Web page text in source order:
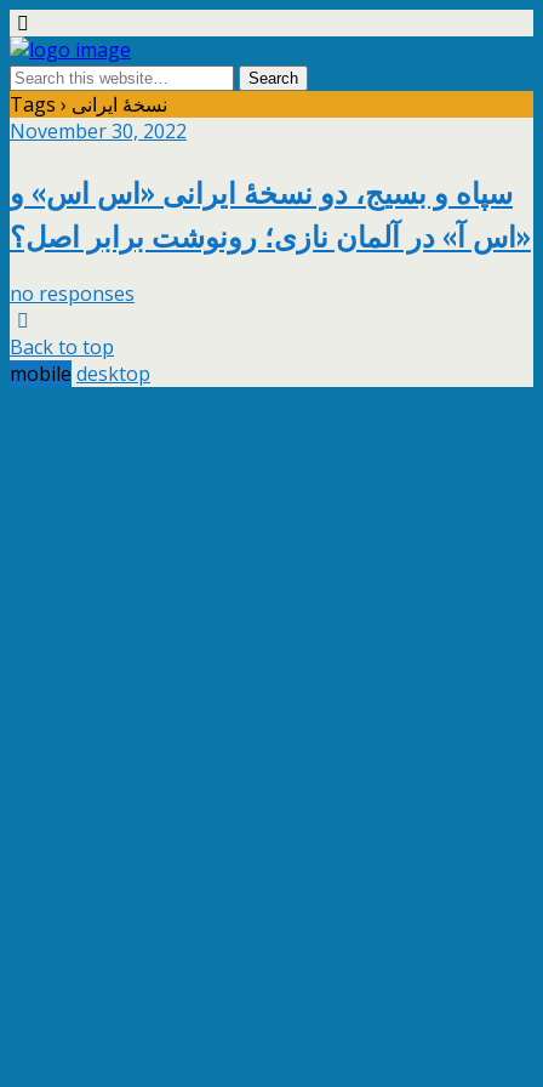
Tags › نسخۀ ایرانی
November 30, 2022
سپاه و بسیج، دو نسخۀ ایرانی «اس اس» و
«اس آ» در آلمان نازی؛ رونوشت برابر اصل؟
no responses
Back to top
mobile desktop